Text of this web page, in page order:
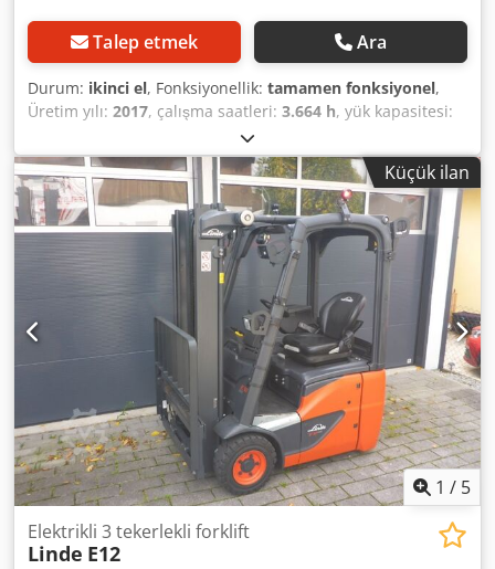
Talep etmek Ara
Durum: ikinci el, Fonksiyonellik: tamamen fonksiyonel,
Üretim yılı: 2017, çalışma saatleri: 3.664 h, yük kapasitesi:
, kaldırma yüksekliği:3.140 mm
elektrikli, direk tipi:dupleks, inşaat yüksekliği:2.130 mm,
çekiş tipi:Elektro, Electric 3-wheel forklift Mast type:
Duplex Condition: Ready for operation and fully functional
Codpfx Aljylqzbj Rsrf Technical condition: good Battery
year: 2026 Side shifter, Roof cover, front windscreen,
Küçük ilan
1 / 5
Elektrikli 3 tekerlekli forklift
Linde E12